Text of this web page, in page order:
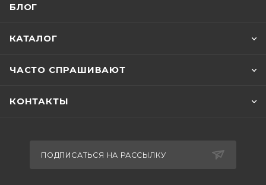
БЛОГ
КАТАЛОГ
ЧАСТО СПРАШИВАЮТ
КОНТАКТЫ
ПОДПИСАТЬСЯ НА РАССЫЛКУ